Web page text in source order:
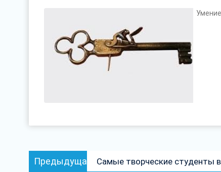
Навигация
по
Предыдущая
запись:
Самые творческие